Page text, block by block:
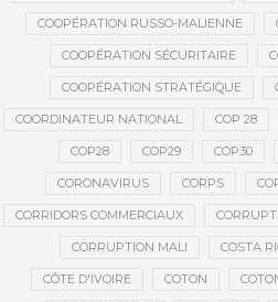
COOPÉRATION RUSSO-MALIENNE
COOPÉRATION SÉCURITAIRE
COOPÉRATION STRATÉGIQUE
COORDINATEUR NATIONAL COP 28
COP28 COP29 COP30
CORONAVIRUS CORPS
CORRIDORS COMMERCIAUX
CORRUPTION MALI COSTA
CÔTE D'IVOIRE COTON